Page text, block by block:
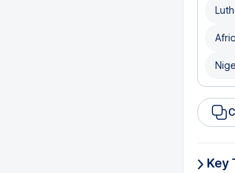
Key